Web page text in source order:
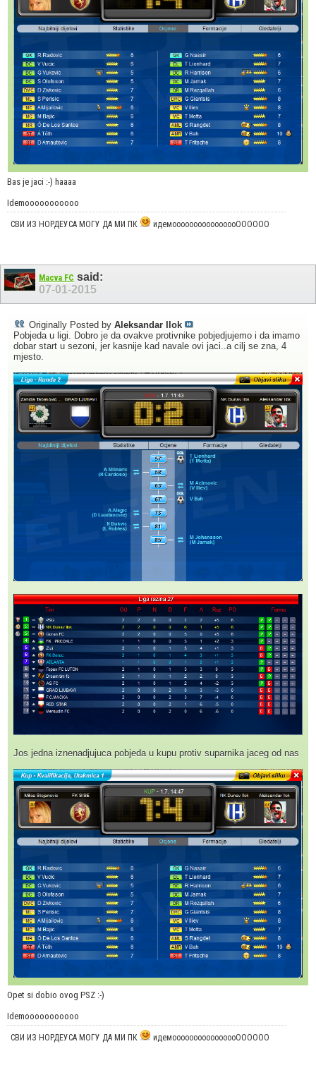
Bas je jaci :-) haaaa
Idemooooooooooo
СВИ ИЗ НОРДЕУСА МОГУ ДА МИ ПК идемоооооооооооооооОООООО
Macva FC said:
07-01-2015
Originally Posted by Aleksandar Ilok
Pobjeda u ligi. Dobro je da ovakve protivnike pobjedjujemo i da imamo
dobar start u sezoni, jer kasnije kad navale ovi jaci..a cilj se zna, 4
mjesto.
Jos jedna iznenadjujuca pobjeda u kupu protiv suparnika jaceg od nas
Opet si dobio ovog PSZ :-)
Idemooooooooooo
СВИ ИЗ НОРДЕУСА МОГУ ДА МИ ПК идемоооооооооооооооОООООО